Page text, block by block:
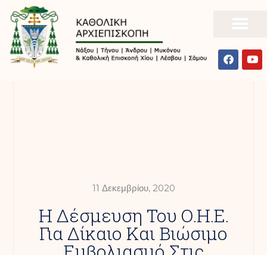
11 Δεκεμβρίου, 2020
Η Δέσμευση Του Ο.Η.Ε.
Για Δίκαιο Και Βιώσιμο